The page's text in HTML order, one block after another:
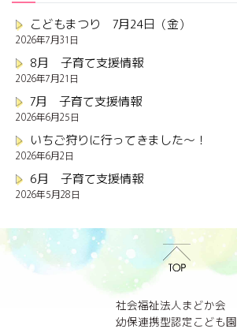
こどもまつり 7月24日（金）
2026年7月31日
8月 子育て支援情報
2026年7月21日
7月 子育て支援情報
2026年6月25日
いちご狩りに行ってきました～！
2026年6月2日
6月 子育て支援情報
2026年5月28日
社会福祉法人まどか会
幼保連携型認定こども園